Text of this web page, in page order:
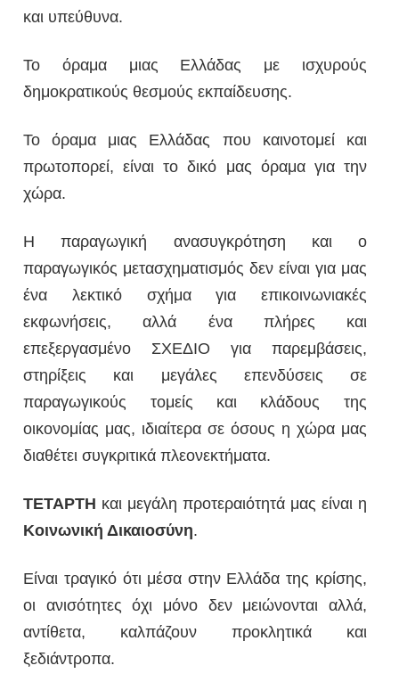
και υπεύθυνα.
Το όραμα μιας Ελλάδας με ισχυρούς
δημοκρατικούς θεσμούς εκπαίδευσης.
Το όραμα μιας Ελλάδας που καινοτομεί και
πρωτοπορεί, είναι το δικό μας όραμα για την
χώρα.
Η παραγωγική ανασυγκρότηση και ο
παραγωγικός μετασχηματισμός δεν είναι για μας
ένα λεκτικό σχήμα για επικοινωνιακές
εκφωνήσεις, αλλά ένα πλήρες και
επεξεργασμένο ΣΧΕΔΙΟ για παρεμβάσεις,
στηρίξεις και μεγάλες επενδύσεις σε
παραγωγικούς τομείς και κλάδους της
οικονομίας μας, ιδιαίτερα σε όσους η χώρα μας
διαθέτει συγκριτικά πλεονεκτήματα.
ΤΕΤΑΡΤΗ και μεγάλη προτεραιότητά μας είναι η
Κοινωνική Δικαιοσύνη.
Είναι τραγικό ότι μέσα στην Ελλάδα της κρίσης,
οι ανισότητες όχι μόνο δεν μειώνονται αλλά,
αντίθετα, καλπάζουν προκλητικά και
ξεδιάντροπα.